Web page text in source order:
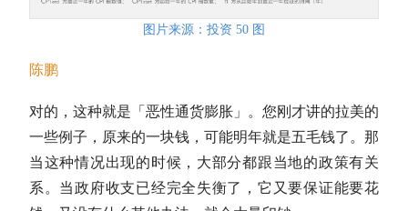
图片来源：投资 50 图
陈鹏
对的，这种就是「恶性通货膨胀」。您刚才讲的拉美的
一些例子，原来的一块钱，可能明年就是五毛钱了。那
当这种情况出现的时候，大部分都跟当地的政策有关
系。当政府收支已经完全失衡了，它又要保证能要花